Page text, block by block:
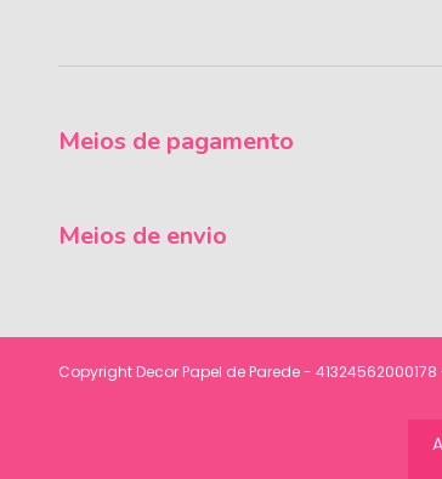
Meios de pagamento
Meios de envio
Copyright Decor Papel de Parede -